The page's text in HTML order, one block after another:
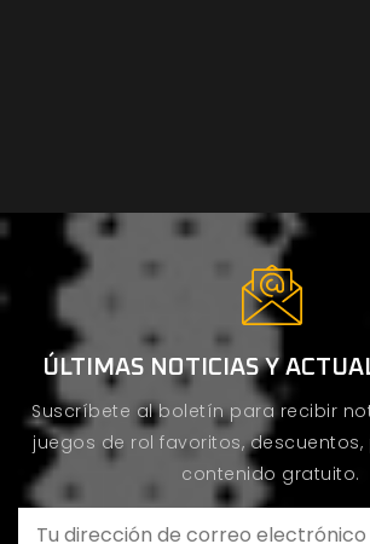
ÚLTIMAS NOTICIAS Y
Suscríbete al boletín para recibir
juegos de rol favoritos,
contenido gratuito.